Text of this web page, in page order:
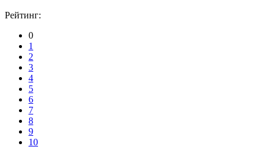
Рейтинг:
0
1
2
3
4
5
6
7
8
9
10